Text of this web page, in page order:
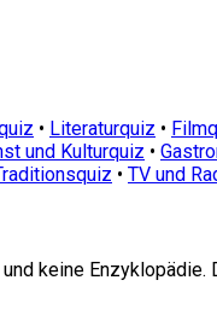
• Literaturquiz •
und Kulturquiz •
• TV und
keine